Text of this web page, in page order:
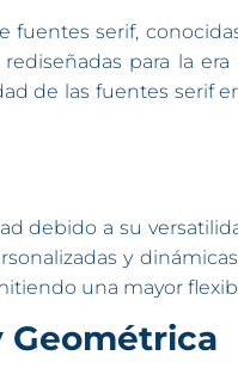
serif,
para la
de las fuentes serif
debido a su
y
una mayor
Geométrica